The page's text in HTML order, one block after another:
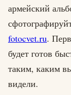
армейский
fotocvet.ru.
будет готов
таким, каким
видели.